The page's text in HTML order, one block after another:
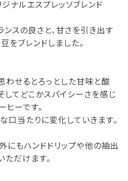
ルエスプレッソブレンド
スの良さと、甘さを引き出す
をブレンドしました。
わせるとろっとした甘味と酸
してどこかスパイシーさを感じ
ヒーです。
口当たりに変化していきます。
にもハンドドリップや他の抽出
だけます。